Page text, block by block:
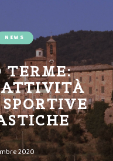
NEWS
TERME:
ATTIVITÀ
2020